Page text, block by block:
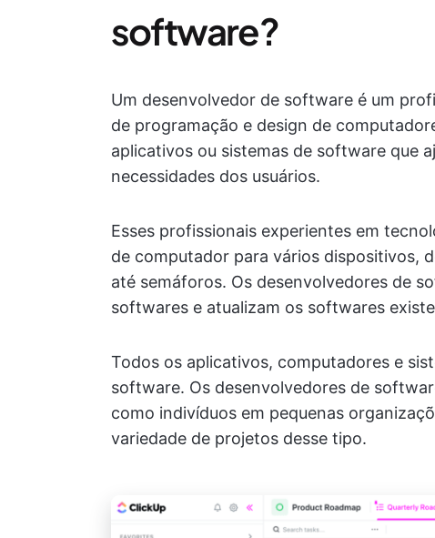
software?
Um desenvolvedor de software é um
de programação e design de
aplicativos ou sistemas de software que
necessidades dos usuários.
Esses profissionais experientes em
de computador para vários dispositivos,
até semáforos. Os desenvolvedores de
softwares e atualizam os softwares
Todos os aplicativos, computadores e
software. Os desenvolvedores de
como indivíduos em pequenas
variedade de projetos desse tipo.